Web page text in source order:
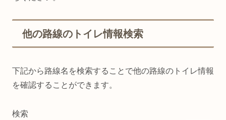
他の路線のトイレ情報検索
下記から路線名を検索することで他の路線のトイレ情報
を確認することができます。
検索